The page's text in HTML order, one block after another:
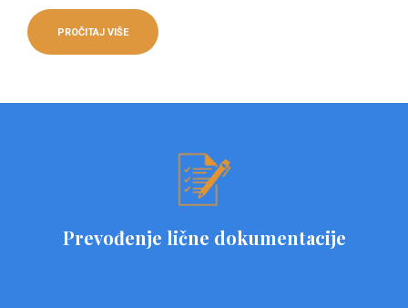
PROČITAJ VIŠE
Prevođenje lične dokumentacije